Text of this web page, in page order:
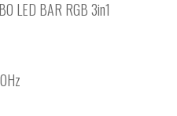
LED BAR RGB 3in1